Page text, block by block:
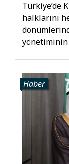
Türkiye’de
halklarını
yönetiminin
Haber